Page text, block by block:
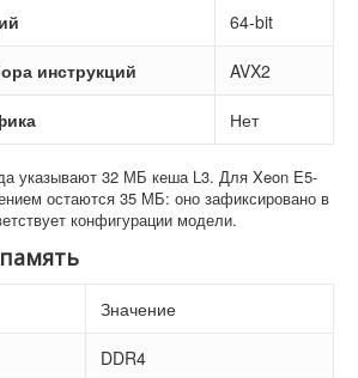
64-bit
инструкций AVX2
Нет
указывают 32 МБ кеша L3. Для Xeon E5-
остаются 35 МБ: оно зафиксировано в
конфигурации модели.
Значение
DDR4